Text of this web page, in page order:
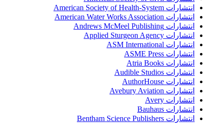
انتشارات American Society of Health-System
انتشارات American Water Works Association
انتشارات Andrews McMeel Publishing
انتشارات Applied Sturgeon Agency
انتشارات ASM International
انتشارات ASME Press
انتشارات Atria Books
انتشارات Audible Studios
انتشارات AuthorHouse
انتشارات Avebury Aviation
انتشارات Avery
انتشارات Bauhaus
انتشارات Bentham Science Publishers